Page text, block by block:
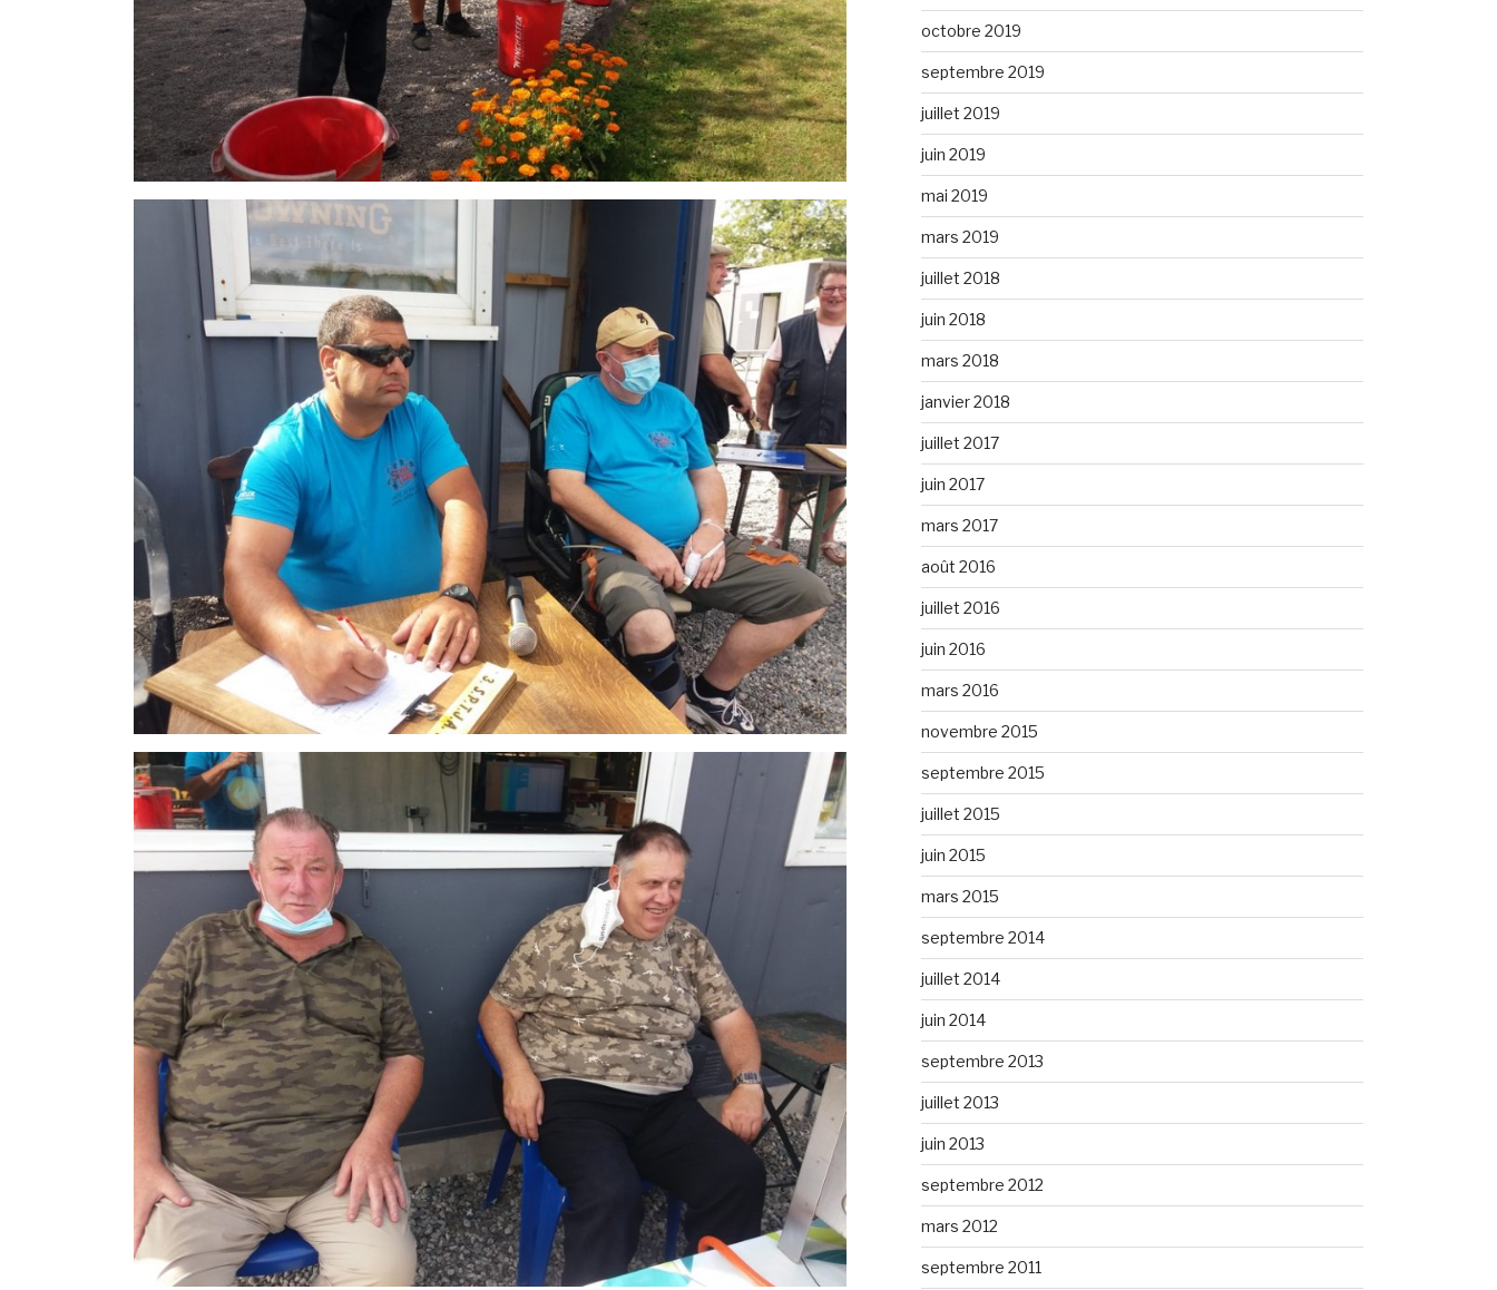
octobre 2019
septembre 2019
juillet 2019
juin 2019
mai 2019
mars 2019
juillet 2018
juin 2018
mars 2018
janvier 2018
juillet 2017
juin 2017
mars 2017
août 2016
juillet 2016
juin 2016
mars 2016
novembre 2015
septembre 2015
juillet 2015
juin 2015
mars 2015
septembre 2014
juillet 2014
juin 2014
septembre 2013
juillet 2013
juin 2013
septembre 2012
mars 2012
septembre 2011